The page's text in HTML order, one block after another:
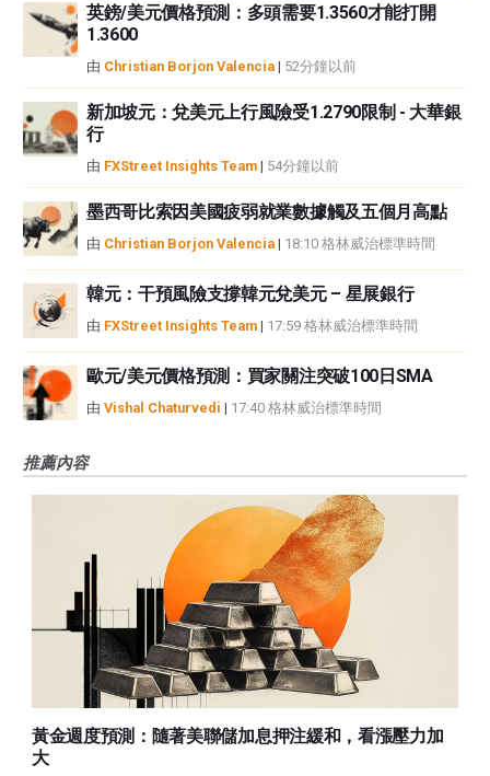
英鎊/美元價格預測：多頭需要1.3560才能打開
1.3600
由 Christian Borjon Valencia | 52分鐘以前
新加坡元：兌美元上行風險受1.2790限制 - 大華銀
行
由 FXStreet Insights Team | 54分鐘以前
墨西哥比索因美國疲弱就業數據觸及五個月高點
由 Christian Borjon Valencia | 18:10 格林威治標準時間
韓元：干預風險支撐韓元兌美元 – 星展銀行
由 FXStreet Insights Team | 17:59 格林威治標準時間
歐元/美元價格預測：買家關注突破100日SMA
由 Vishal Chaturvedi | 17:40 格林威治標準時間
推薦內容
黃金週度預測：隨著美聯儲加息押注緩和，看漲壓力加
大